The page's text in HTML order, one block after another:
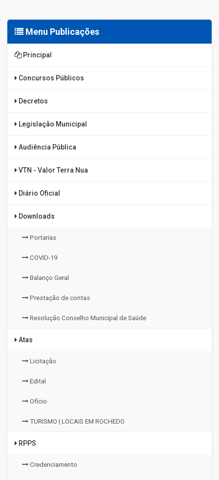
Menu Publicações
Principal
Concursos Públicos
Decretos
Legislação Municipal
Audiência Pública
VTN - Valor Terra Nua
Diário Oficial
Downloads
Portarias
COVID-19
Balanço Geral
Prestação de contas
Resolução Conselho Municipal de Saúde
Atas
Licitação
Edital
Ofício
TURISMO | LOCAIS EM ROCHEDO
RPPS
Credenciamento